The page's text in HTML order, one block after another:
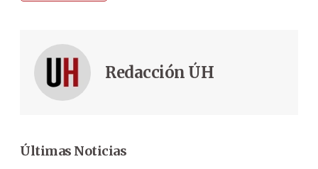
Redacción ÚH
Últimas Noticias